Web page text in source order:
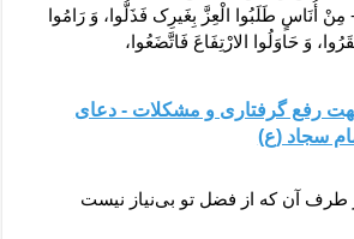
أُنَاسٍ طَلَبُوا الْعِزَّ بِغَیرِک فَذَلُّوا، وَ رَامُوا
وَ حَاوَلُوا الارْتِفَاعَ فَاتَّضَعُوا،
رفع گرفتاری و مشکلات - دعای
سجاد (ع)
طرف آن که از فضل تو بی‌نیاز نیست